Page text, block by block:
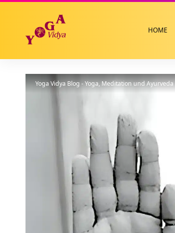
HOME
Yoga Vidya Blog - Yoga, Meditation und Ayurveda